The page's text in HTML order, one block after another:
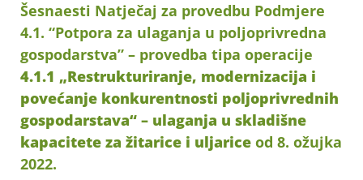
Šesnaesti Natječaj za provedbu Podmjere
4.1. “Potpora za ulaganja u poljoprivredna
gospodarstva” – provedba tipa operacije
4.1.1 „Restrukturiranje, modernizacija i
povećanje konkurentnosti poljoprivrednih
gospodarstava“ – ulaganja u skladišne
kapacitete za žitarice i uljarice od 8. ožujka
2022.